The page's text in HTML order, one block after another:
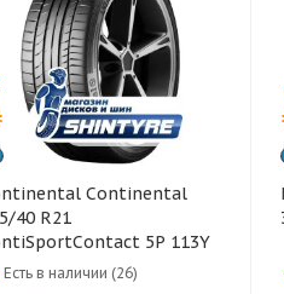
Continental
40 R21
5P 113Y
Есть в наличии (26)